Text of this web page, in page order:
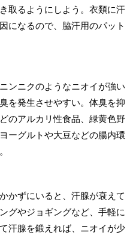
取るようにしよう。衣類に汗
になるので、脇汗用のパット
ンニクのようなニオイが強い
を発生させやすい。体臭を抑
のアルカリ性食品、緑黄色野
ーグルトや大豆などの腸内環
かずにいると、汗腺が衰えて
グやジョギングなど、手軽に
汗腺を鍛えれば、ニオイが少